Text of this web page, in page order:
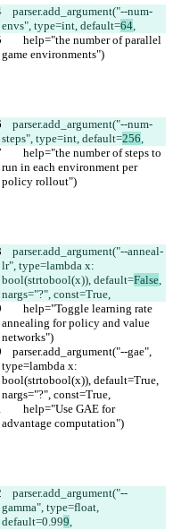
envs", type=int, default=64,
game environments")
steps", type=int, default=256,
run in each environment per
policy rollout")
lr", type=lambda x:
bool(strtobool(x)), default=False,
nargs="?", const=True,
annealing for policy and value
networks")
type=lambda x:
bool(strtobool(x)), default=True,
nargs="?", const=True,
advantage computation")
gamma", type=float,
default=0.999,